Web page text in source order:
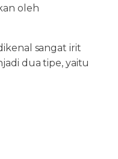
oleh
sangat irit
dua tipe, yaitu